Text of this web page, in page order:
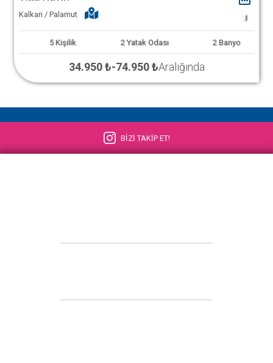
Kalkan / Palamut 1
5 Kişilik 2 Yatak Odası 2 Banyo
34.950 ₺-74.950 ₺Aralığında
BİZİ TAKİP ET!